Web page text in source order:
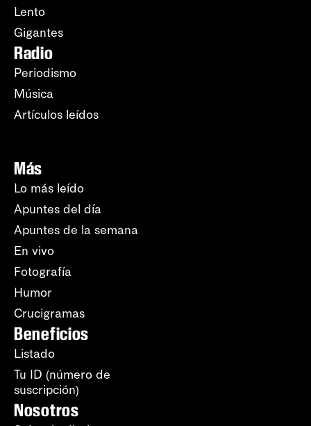
Lento
Gigantes
Radio
Periodismo
Música
Artículos leídos
Más
Lo más leído
Apuntes del día
Apuntes de la semana
En vivo
Fotografía
Humor
Crucigramas
Beneficios
Listado
Tu ID (número de
suscripción)
Nosotros